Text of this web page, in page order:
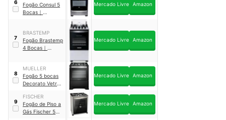
Glass｜
300000708
6
Fogão Consul 5
Bocas ｜
Mercado Livre Amazon
7
BRASTEMP
Fogão Brastemp
4 Bocas ｜
Mercado Livre Amazon
8
MUELLER
Fogão 5 bocas
Decorato Vetro
Mesa de Vidro
601230052
Mercado Livre Amazon
9
FISCHER
Fogão de Piso a
Gás Fischer 5
Mercado Livre Amazon